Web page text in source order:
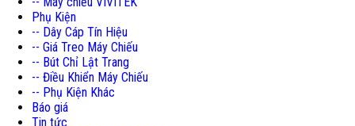
Phụ Kiện
-- Dây Cáp Tín Hiệu
-- Giá Treo Máy Chiếu
-- Bút Chỉ Lật Trang
-- Điều Khiển Máy Chiếu
-- Phụ Kiện Khác
Báo giá
Tin tức